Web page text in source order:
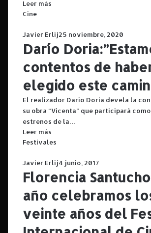
Leer más
Cine
Javier Erlij25 noviembre, 2020
Darío
contentos de
elegido este
El realizador Darío Doria devela la
su obra “Vicenta” que participará
estrenos de la…
Leer más
Festivales
Javier Erlij4 junio, 2017
Florencia
año celebramos
veinte años del